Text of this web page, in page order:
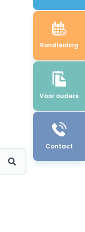
Rondleiding
Voor ouders
Contact